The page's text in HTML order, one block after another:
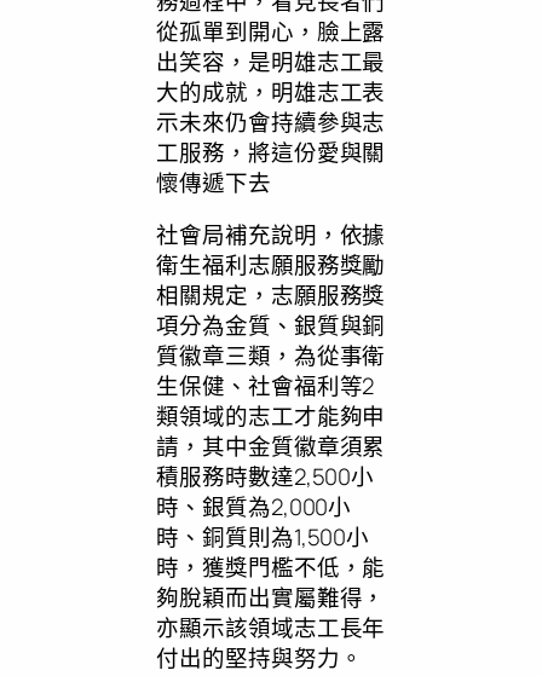
從孤單到開心，臉上露
出笑容，是明雄志工最
大的成就，明雄志工表
示未來仍會持續參與志
工服務，將這份愛與關
懷傳遞下去
社會局補充說明，依據
衛生福利志願服務獎勵
相關規定，志願服務獎
項分為金質、銀質與銅
質徽章三類，為從事衛
生保健、社會福利等2
類領域的志工才能夠申
請，其中金質徽章須累
積服務時數達2,500小
時、銀質為2,000小
時、銅質則為1,500小
時，獲獎門檻不低，能
夠脫穎而出實屬難得，
亦顯示該領域志工長年
付出的堅持與努力。